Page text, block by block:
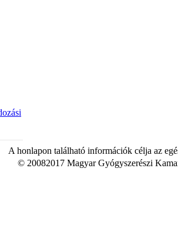
A honlapon található információk célja az
© 20082017 Magyar Gyógyszerészi